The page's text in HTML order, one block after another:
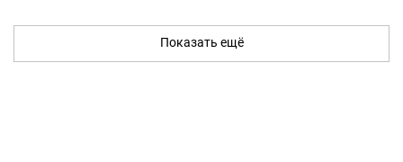
Показать ещё